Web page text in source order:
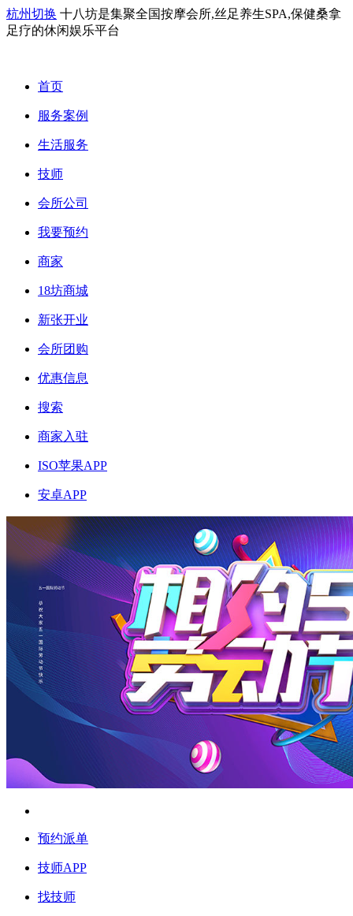
杭州切换 十八坊是集聚全国按摩会所,丝足养生SPA,保健桑拿
足疗的休闲娱乐平台
首页
服务案例
生活服务
技师
会所公司
我要预约
商家
18坊商城
新张开业
会所团购
优惠信息
搜索
商家入驻
ISO苹果APP
安卓APP
预约派单
技师APP
找技师